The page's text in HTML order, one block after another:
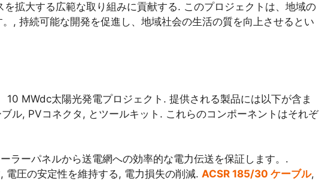
拡大する広範な取り組みに貢献する. このプロジェクトは、地域の
, 持続可能な開発を促進し、地域社会の生活の質を向上させるとい
MWdc太陽光発電プロジェクト. 提供される製品には以下が含ま
, PVコネクタ, とツールキット. これらのコンポーネントはそれぞ
ラーパネルから送電網への効率的な電力伝送を保証します。.
圧の安定性を維持する, 電力損失の削減. ACSR 185/30 ケーブル,